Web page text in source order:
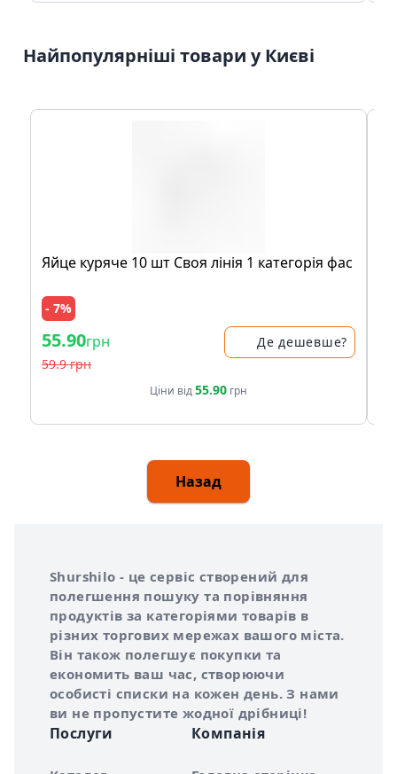
Найпопулярніші товари у Києві
Яйце куряче 10 шт Своя лінія 1 категорія фас
- 7%
55.90грн
59.9 грн
Де дешевше?
Ціни від55.90 грн
Назад
Про сервіс Shurshilo
Shurshilo - це сервіс створений для
полегшення пошуку та порівняння
продуктів за категоріями товарів в
різних торгових мережах вашого міста.
Він також полегшує покупки та
економить ваш час, створюючи
особисті списки на кожен день. З нами
ви не пропустите жодної дрібниці!
Послуги Компанія